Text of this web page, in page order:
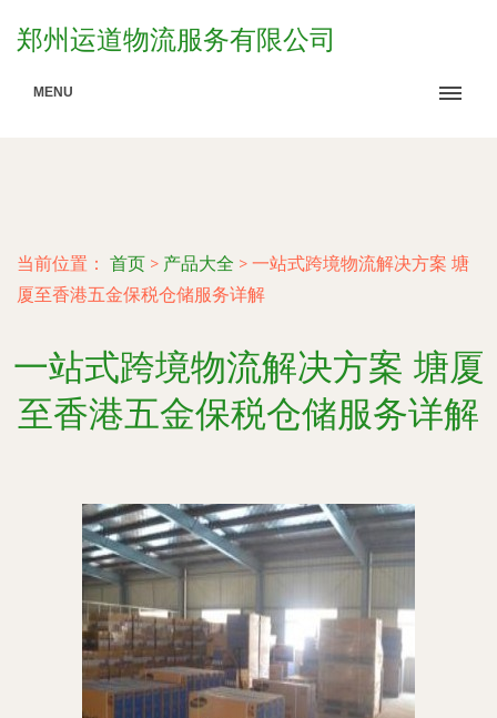
郑州运道物流服务有限公司
MENU
当前位置： 首页 > 产品大全 > 一站式跨境物流解决方案 塘
厦至香港五金保税仓储服务详解
一站式跨境物流解决方案 塘厦
至香港五金保税仓储服务详解